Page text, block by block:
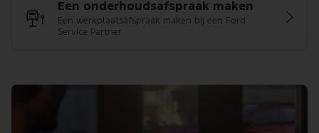
Een onderhoudsafspraak maken
Een werkplaatsafspraak maken bij een Ford
Service Partner